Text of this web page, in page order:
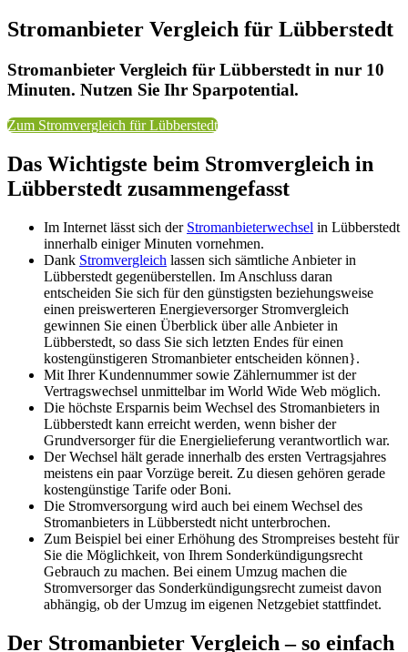
Stromanbieter Vergleich für Lübberstedt
Stromanbieter Vergleich für Lübberstedt in nur 10
Minuten. Nutzen Sie Ihr Sparpotential.
Zum Stromvergleich für Lübberstedt
Das Wichtigste beim Stromvergleich in
Lübberstedt zusammengefasst
Im Internet lässt sich der Stromanbieterwechsel in Lübberstedt
innerhalb einiger Minuten vornehmen.
Dank Stromvergleich lassen sich sämtliche Anbieter in
Lübberstedt gegenüberstellen. Im Anschluss daran
entscheiden Sie sich für den günstigsten beziehungsweise
einen preiswerteren Energieversorger Stromvergleich
gewinnen Sie einen Überblick über alle Anbieter in
Lübberstedt, so dass Sie sich letzten Endes für einen
kostengünstigeren Stromanbieter entscheiden können}.
Mit Ihrer Kundennummer sowie Zählernummer ist der
Vertragswechsel unmittelbar im World Wide Web möglich.
Die höchste Ersparnis beim Wechsel des Stromanbieters in
Lübberstedt kann erreicht werden, wenn bisher der
Grundversorger für die Energielieferung verantwortlich war.
Der Wechsel hält gerade innerhalb des ersten Vertragsjahres
meistens ein paar Vorzüge bereit. Zu diesen gehören gerade
kostengünstige Tarife oder Boni.
Die Stromversorgung wird auch bei einem Wechsel des
Stromanbieters in Lübberstedt nicht unterbrochen.
Zum Beispiel bei einer Erhöhung des Strompreises besteht für
Sie die Möglichkeit, von Ihrem Sonderkündigungsrecht
Gebrauch zu machen. Bei einem Umzug machen die
Stromversorger das Sonderkündigungsrecht zumeist davon
abhängig, ob der Umzug im eigenen Netzgebiet stattfindet.
Der Stromanbieter Vergleich – so einfach